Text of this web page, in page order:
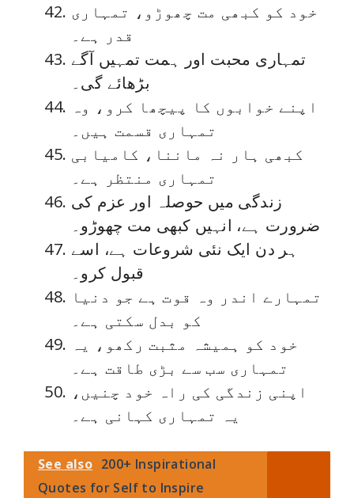
خود کو کبھی مت چھوڑو، تمہاری
قدر ہے۔
تمہاری محبت اور ہمت تمہیں آگے
بڑھائے گی۔
اپنے خوابوں کا پیچھا کرو، وہ
تمہاری قسمت ہیں۔
کبھی ہار نہ ماننا، کامیابی
تمہاری منتظر ہے۔
زندگی میں حوصلہ اور عزم کی
ضرورت ہے، انہیں کبھی مت چھوڑو۔
ہر دن ایک نئی شروعات ہے، اسے
قبول کرو۔
تمہارے اندر وہ قوت ہے جو دنیا
کو بدل سکتی ہے۔
خود کو ہمیشہ مثبت رکھو، یہ
تمہاری سب سے بڑی طاقت ہے۔
اپنی زندگی کی راہ خود چنیں،
یہ تمہاری کہانی ہے۔
See also 200+ Inspirational
Quotes for Self to Inspire